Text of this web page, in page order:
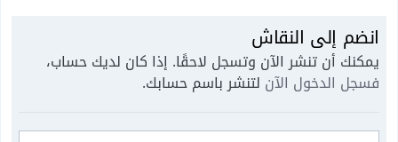
انضم إلى النقاش
يمكنك أن تنشر الآن وتسجل لاحقًا. إذا كان لديك حساب،
فسجل الدخول الآن لتنشر باسم حسابك.